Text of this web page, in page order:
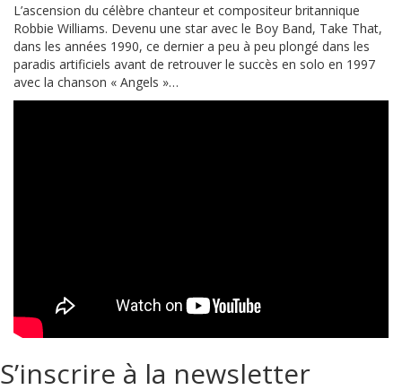
L’ascension du célèbre chanteur et compositeur britannique
Robbie Williams. Devenu une star avec le Boy Band, Take That,
dans les années 1990, ce dernier a peu à peu plongé dans les
paradis artificiels avant de retrouver le succès en solo en 1997
avec la chanson « Angels »…
S’inscrire à la newsletter